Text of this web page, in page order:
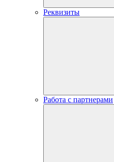
Реквизиты
Работа с партнерами